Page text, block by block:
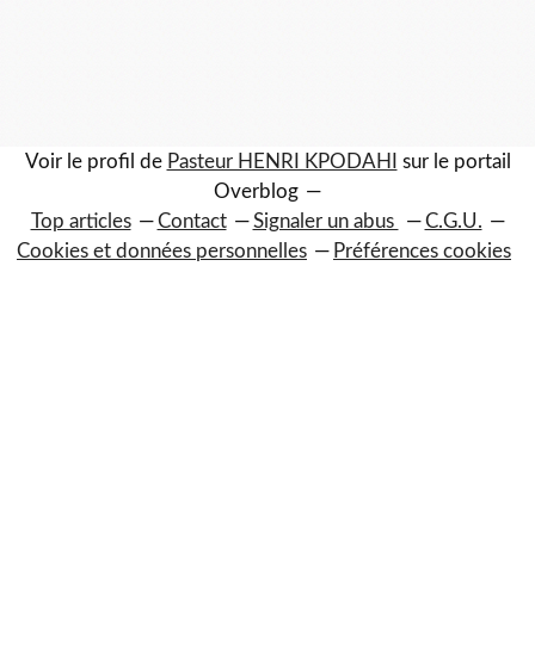
Voir le profil de Pasteur HENRI KPODAHI
sur le portail
Overblog
Top articles
Contact Signaler un abus
C.G.U.
Cookies et données personnelles
Préférences cookies